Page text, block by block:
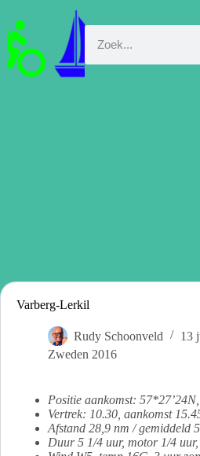
Varberg-Lerkil
Rudy Schoonveld
13
Zweden 2016
Positie aankomst:
Vertrek: 10.30, aankomst
Afstand 28,9 nm / gemiddeld
Duur 5 1/4 uur, motor 1/4